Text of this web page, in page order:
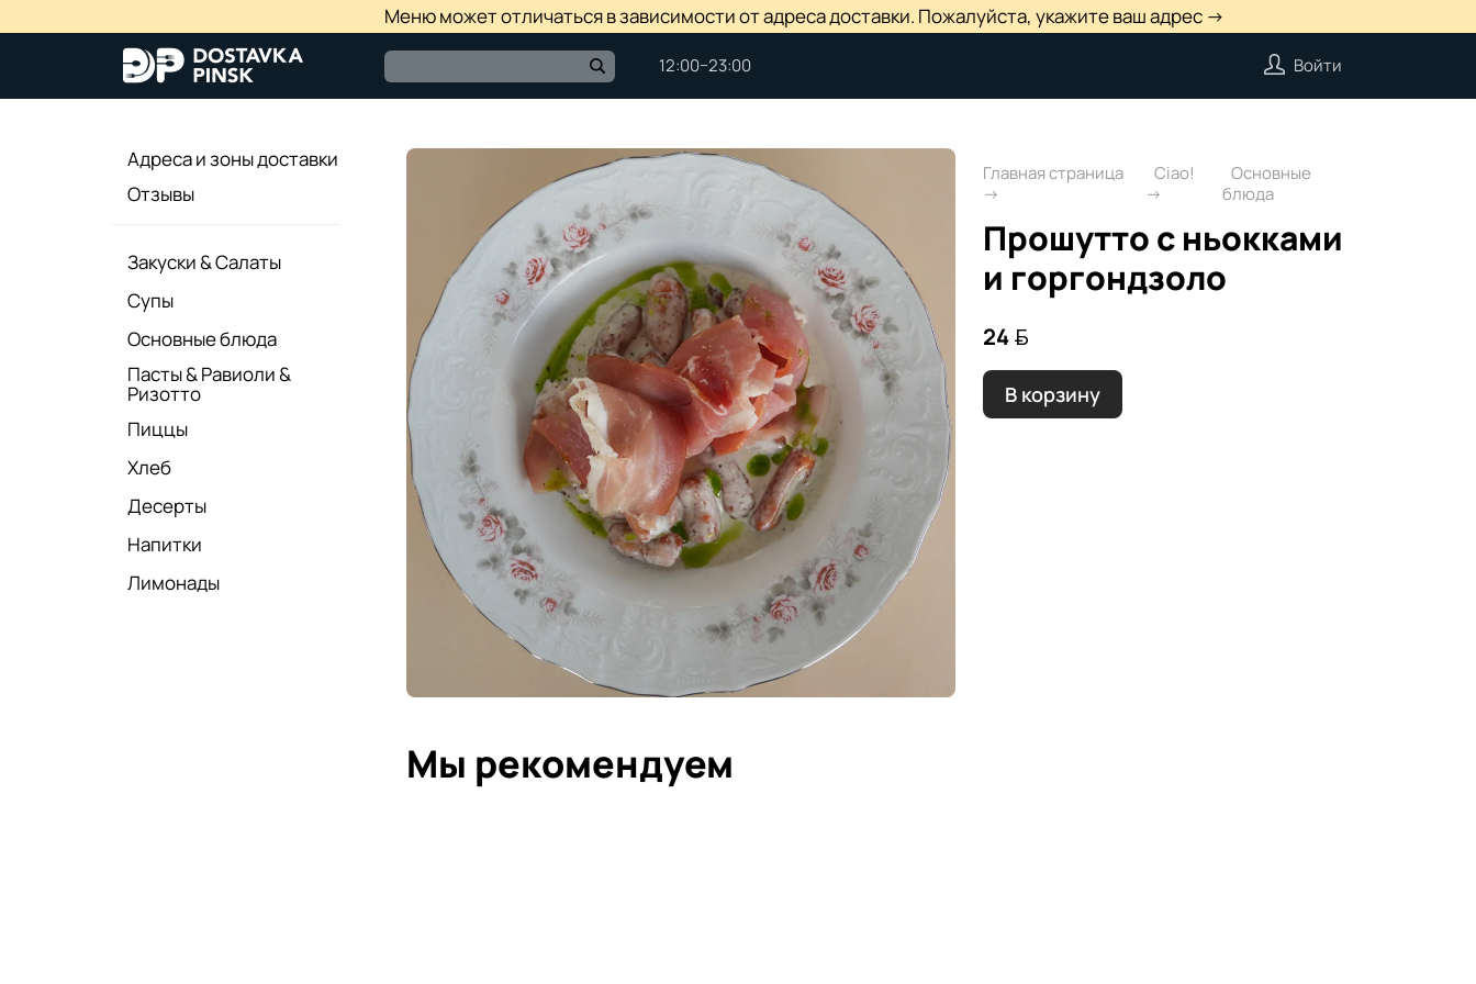
Меню может отличаться в зависимости от адреса доставки. Пожалуйста, укажите ваш адрес →
12:00−23:00 Войти
Адреса и зоны доставки
Отзывы
Закуски & Салаты
Супы
Основные блюда
Пасты & Равиоли &
Ризотто
Пиццы
Хлеб
Десерты
Напитки
Лимонады
Главная страница Ciao!
Основные
блюда
Прошутто с ньокками
и горгондзоло
24 
В корзину
Мы рекомендуем